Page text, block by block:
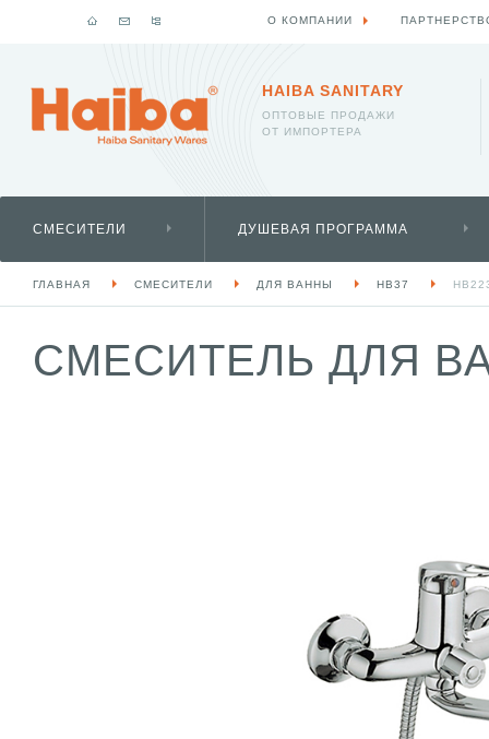
HAIBA SANITARY
ОПТОВЫЕ ПРОДАЖИ
ОТ ИМПОРТЕРА
СМЕСИТЕЛИ ДУШЕВАЯ ПРОГРАММА
ГЛАВНАЯ СМЕСИТЕЛИ ДЛЯ ВАННЫ HB37
СМЕСИТЕЛЬ ДЛЯ
О КОМПАНИИ